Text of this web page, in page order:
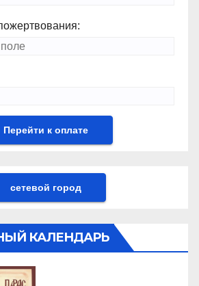
сетевой город
КАЛЕНДАРЬ